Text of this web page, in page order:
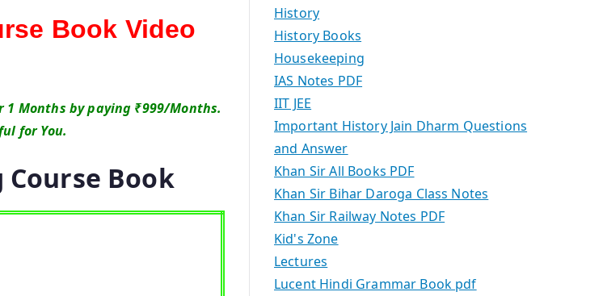
Book Video
1 Months by paying ₹999/Months.
for You.
Course Book
History
History Books
Housekeeping
IAS Notes PDF
IIT JEE
Important History Jain Dharm Questions
and Answer
Khan Sir All Books PDF
Khan Sir Bihar Daroga Class Notes
Khan Sir Railway Notes PDF
Kid's Zone
Lectures
Lucent Hindi Grammar Book pdf